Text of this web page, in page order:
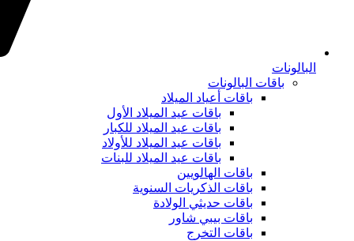
البالونات
باقات البالونات
باقات أعياد الميلاد
باقات عيد الميلاد الأول
باقات عيد الميلاد للكبار
باقات عيد الميلاد للأولاد
باقات عيد الميلاد للبنات
باقات الهالويين
باقات الذكريات السنوية
باقات حديثي الولادة
باقات بيبي شاور
باقات التخرج